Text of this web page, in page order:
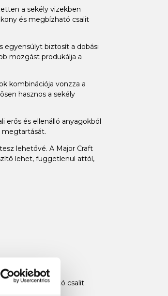
a sekély vizekben
és megbízható csalit
egyensúlyt biztosít a dobási
mozgást produkálja a
kombinációja vonzza a
hasznos a sekély
erős és ellenálló anyagokból
megtartását.
lehetővé. A Major Craft
lehet, függetlenül attól,
és megbízható csalit